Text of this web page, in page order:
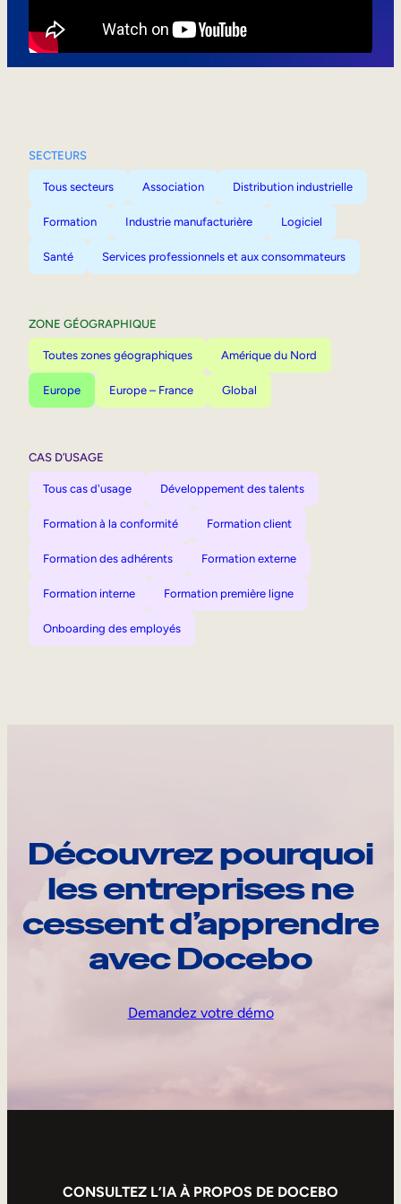
SECTEURS
Tous secteurs Association Distribution industrielle
Formation Industrie manufacturière Logiciel
Santé Services professionnels et aux consommateurs
ZONE GÉOGRAPHIQUE
Toutes zones géographiques Amérique du Nord
Europe Europe – France Global
CAS D’USAGE
Tous cas d'usage Développement des talents
Formation à la conformité Formation client
Formation des adhérents Formation externe
Formation interne Formation première ligne
Onboarding des employés
Découvrez pourquoi
les entreprises ne
cessent d’apprendre
avec Docebo
Demandez votre démo
CONSULTEZ L’IA À PROPOS DE DOCEBO